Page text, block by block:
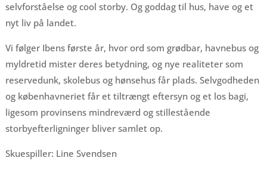
selvforståelse og cool storby. Og goddag til hus, have og et
nyt liv på landet.
Vi følger Ibens første år, hvor ord som grødbar, havnebus og
myldretid mister deres betydning, og nye realiteter som
reservedunk, skolebus og hønsehus får plads. Selvgodheden
og københavneriet får et tiltrængt eftersyn og et los bagi,
ligesom provinsens mindreværd og stillestående
storbyefterligninger bliver samlet op.
Skuespiller: Line Svendsen